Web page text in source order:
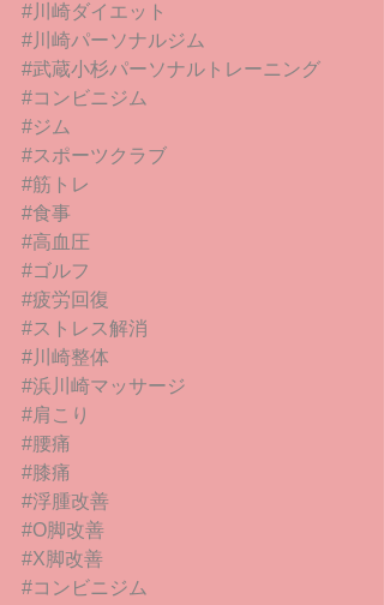
#川崎ダイエット
#川崎パーソナルジム
#武蔵小杉パーソナルトレーニング
#コンビニジム
#ジム
#スポーツクラブ
#筋トレ
#食事
#高血圧
#ゴルフ
#疲労回復
#ストレス解消
#川崎整体
#浜川崎マッサージ
#肩こり
#腰痛
#膝痛
#浮腫改善
#O脚改善
#X脚改善
#コンビニジム